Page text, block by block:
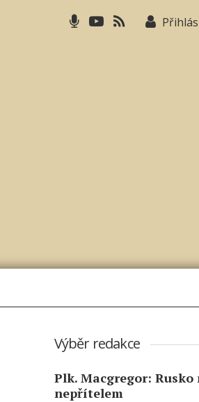
Výběr redakce
Plk. Macgregor: Rusko
nepřítelem